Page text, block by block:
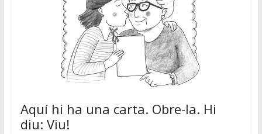
Aquí hi ha una carta. Obre-la. Hi
diu: Viu!